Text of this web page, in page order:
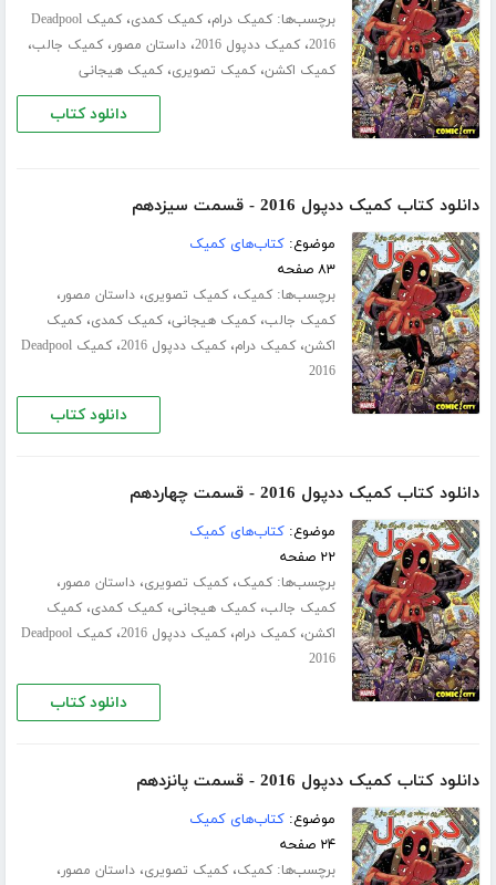
برچسب‌ها:کمیک درام،کمیک کمدی،
کمیک Deadpool
2016،کمیک ددپول 2016 ،داستان مصور،کمیک جالب،
کمیک اکشن،کمیک تصویری،کمیک هیجانی
دانلود کتاب
دانلود کتاب کمیک ددپول 2016 - قسمت سیزدهم
موضوع:کتاب‌های کمیک
۸۳ صفحه
برچسب‌ها:کمیک،کمیک تصویری،داستان مصور،
کمیک جالب،کمیک هیجانی،کمیک کمدی،کمیک
اکشن،کمیک درام،کمیک ددپول 2016 ،
کمیک Deadpool
2016
دانلود کتاب
دانلود کتاب کمیک ددپول 2016 - قسمت چهاردهم
موضوع:کتاب‌های کمیک
۲۲ صفحه
برچسب‌ها:کمیک،کمیک تصویری،داستان مصور،
کمیک جالب،کمیک هیجانی،کمیک کمدی،کمیک
اکشن،کمیک درام،کمیک ددپول 2016 ،
کمیک Deadpool
2016
دانلود کتاب
دانلود کتاب کمیک ددپول 2016 - قسمت پانزدهم
موضوع:کتاب‌های کمیک
۲۴ صفحه
برچسب‌ها:کمیک،کمیک تصویری،داستان مصور،